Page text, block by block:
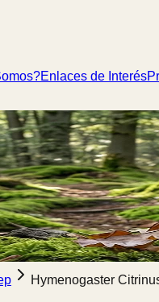
Enlaces de Interés
Hymenogaster